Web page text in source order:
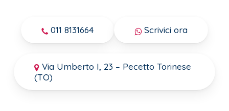
011 8131664 Scrivici ora
Via Umberto I, 23 – Pecetto Torinese
(TO)